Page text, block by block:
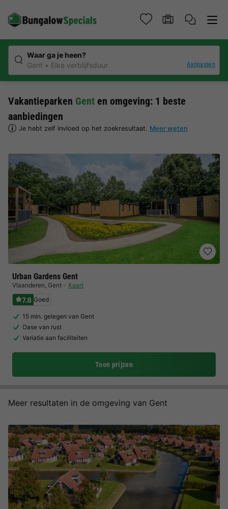
Waar ga je heen?
Gent
Elke verblijfsduur Aanpassen
Vakantieparken Gent en omgeving: 1 beste
aanbiedingen
Je hebt zelf invloed op het zoekresultaat. Meer weten
Urban Gardens Gent
Vlaanderen, Gent Kaart
7.8 Goed
15 min. gelegen van Gent
Oase van rust
Variatie aan faciliteiten
Toon prijzen
Meer resultaten in de omgeving van Gent